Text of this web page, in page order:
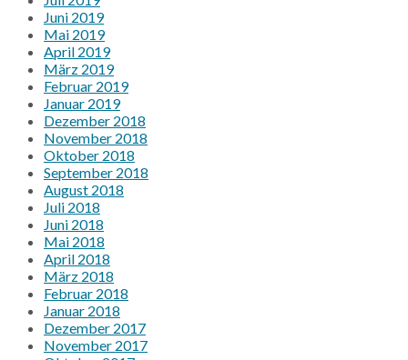
Juni 2019
Mai 2019
April 2019
März 2019
Februar 2019
Januar 2019
Dezember 2018
November 2018
Oktober 2018
September 2018
August 2018
Juli 2018
Juni 2018
Mai 2018
April 2018
März 2018
Februar 2018
Januar 2018
Dezember 2017
November 2017